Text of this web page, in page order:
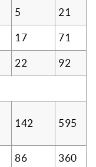
5 21
17 71
22 92
142 595
86 360